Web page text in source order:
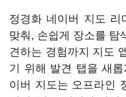
정경화 네이버 지도 리
맞춰, 손쉽게 장소를 탐
견하는 경험까지 지도
기 위해 발견 탭을 새롭
이버 지도는 오프라인